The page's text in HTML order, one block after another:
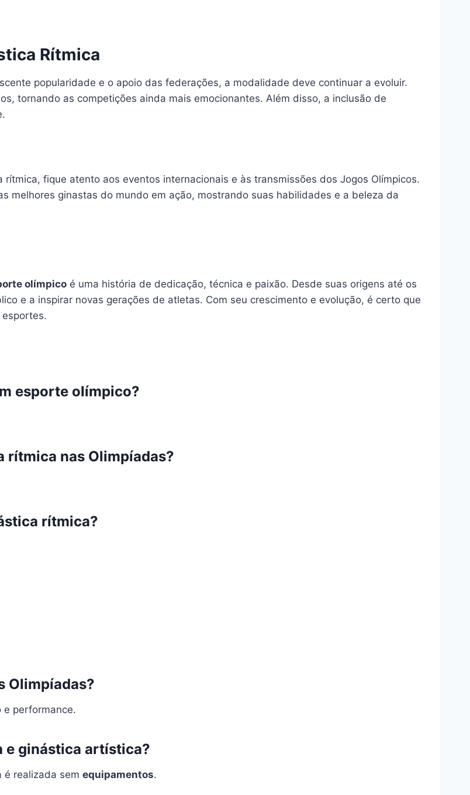
Rítmica
popularidade e o apoio das federações, a modalidade deve continuar a evoluir.
tornando as competições ainda mais emocionantes. Além disso, a inclusão de
fique atento aos eventos internacionais e às transmissões dos Jogos Olímpicos.
melhores ginastas do mundo em ação, mostrando suas habilidades e a beleza da
olímpico é uma história de dedicação, técnica e paixão. Desde suas origens até os
e a inspirar novas gerações de atletas. Com seu crescimento e evolução, é certo que
esporte olímpico?
rítmica nas Olimpíadas?
rítmica?
Olimpíadas?
e performance.
e ginástica artística?
é realizada sem equipamentos.